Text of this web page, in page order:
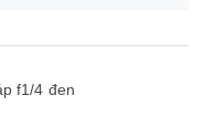
f1/4 đen